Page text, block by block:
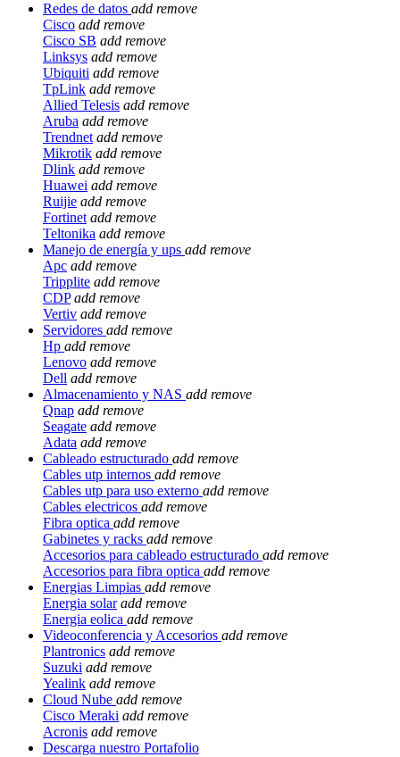
Redes de datos add remove
Cisco add remove
Cisco SB add remove
Linksys add remove
Ubiquiti add remove
TpLink add remove
Allied Telesis add remove
Aruba add remove
Trendnet add remove
Mikrotik add remove
Dlink add remove
Huawei add remove
Ruijie add remove
Fortinet add remove
Teltonika add remove
Manejo de energía y ups add remove
Apc add remove
Tripplite add remove
CDP add remove
Vertiv add remove
Servidores add remove
Hp add remove
Lenovo add remove
Dell add remove
Almacenamiento y NAS add remove
Qnap add remove
Seagate add remove
Adata add remove
Cableado estructurado add remove
Cables utp internos add remove
Cables utp para uso externo add remove
Cables electricos add remove
Fibra optica add remove
Gabinetes y racks add remove
Accesorios para cableado estructurado add remove
Accesorios para fibra optica add remove
Energias Limpias add remove
Energia solar add remove
Energia eolica add remove
Videoconferencia y Accesorios add remove
Plantronics add remove
Suzuki add remove
Yealink add remove
Cloud Nube add remove
Cisco Meraki add remove
Acronis add remove
Descarga nuestro Portafolio